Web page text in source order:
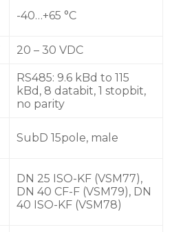
-40…+65 °C
20 – 30 VDC
RS485: 9.6 kBd to 115
kBd, 8 databit, 1 stopbit,
no parity
SubD 15pole, male
DN 25 ISO-KF (VSM77),
DN 40 CF-F (VSM79), DN
40 ISO-KF (VSM78)